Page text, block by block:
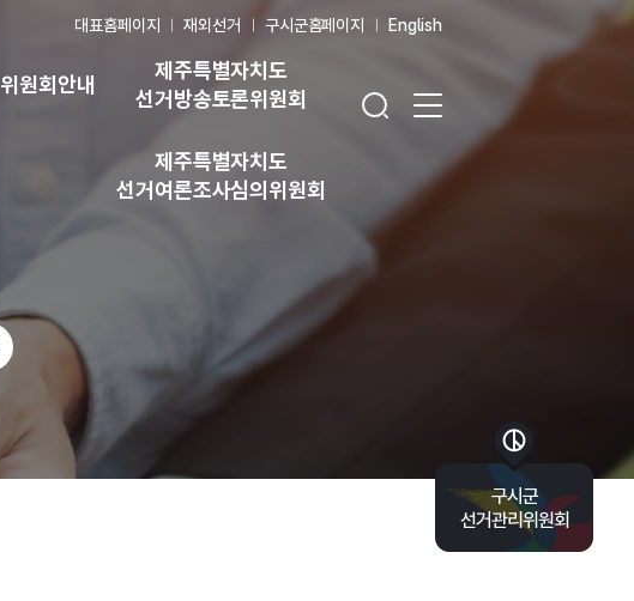
대표홈페이지 재외선거 구시군홈페이지 English
위원회안내
제주특별자치도
선거방송토론위원회
제주특별자치도
선거여론조사심의위원회
구시군
선거관리위원회
바로가기 목록 열기